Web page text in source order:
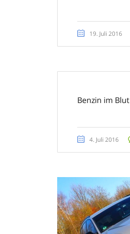
19. Juli 2016
Benzin im Blut
4. Juli 2016